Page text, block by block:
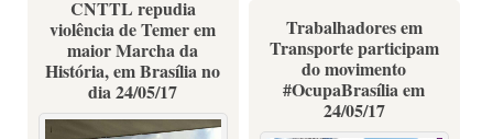
CNTTL repudia
violência de Temer em
maior Marcha da
História, em Brasília no
dia 24/05/17
Trabalhadores em
Transporte participam
do movimento
#OcupaBrasília em
24/05/17